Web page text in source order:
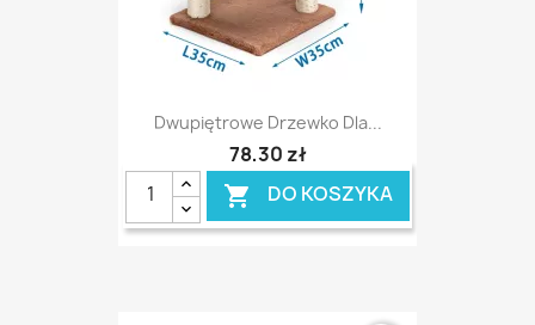
Dwupiętrowe Drzewko Dla...
78,30 zł
 DO KOSZYKA